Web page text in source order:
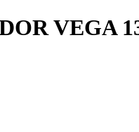
VEGA